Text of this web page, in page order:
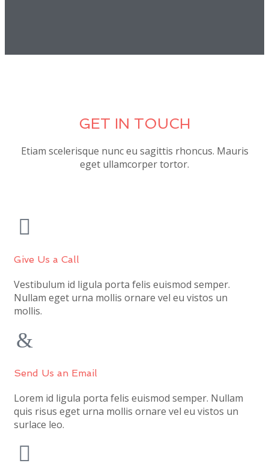
GET IN TOUCH
Etiam scelerisque nunc eu sagittis rhoncus. Mauris
eget ullamcorper tortor.
Give Us a Call
Vestibulum id ligula porta felis euismod semper.
Nullam eget urna mollis ornare vel eu vistos un
mollis.
Send Us an Email
Lorem id ligula porta felis euismod semper. Nullam
quis risus eget urna mollis ornare vel eu vistos un
surlace leo.